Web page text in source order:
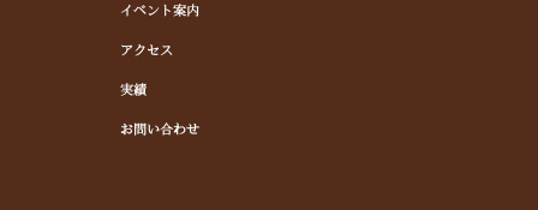
イベント案内
アクセス
実績
お問い合わせ